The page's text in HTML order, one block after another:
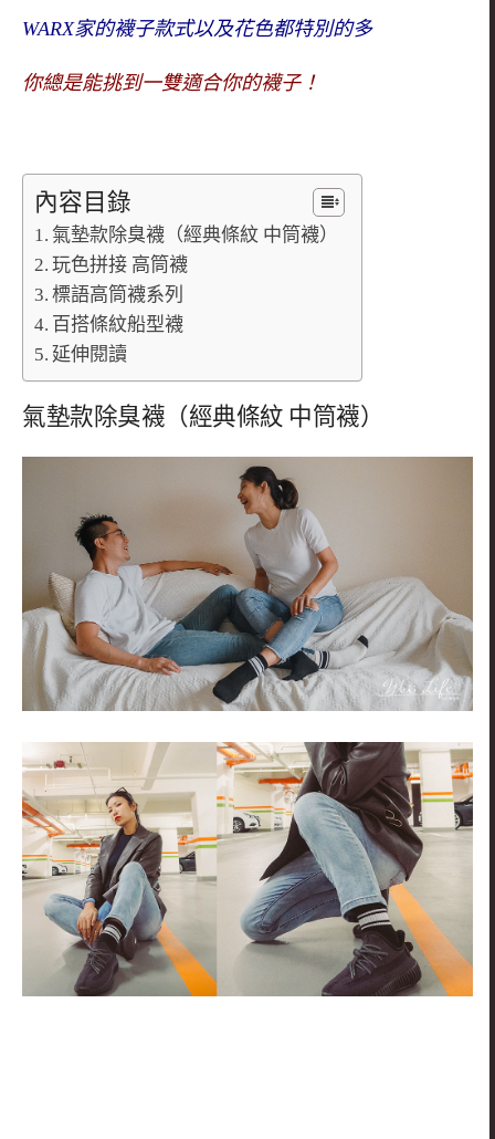
WARX家的襪子款式以及花色都特別的多
你總是能挑到一雙適合你的襪子！
內容目錄
氣墊款除臭襪（經典條紋 中筒襪）
玩色拼接 高筒襪
標語高筒襪系列
百搭條紋船型襪
延伸閱讀
氣墊款除臭襪（經典條紋 中筒襪）